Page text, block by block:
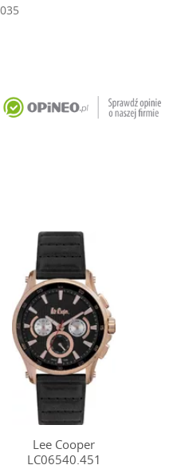
Lee Cooper
LC06540.451